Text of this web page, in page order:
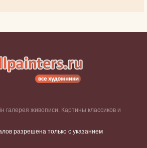
галерея живописи. Картины классиков и
разрешена только с указанием